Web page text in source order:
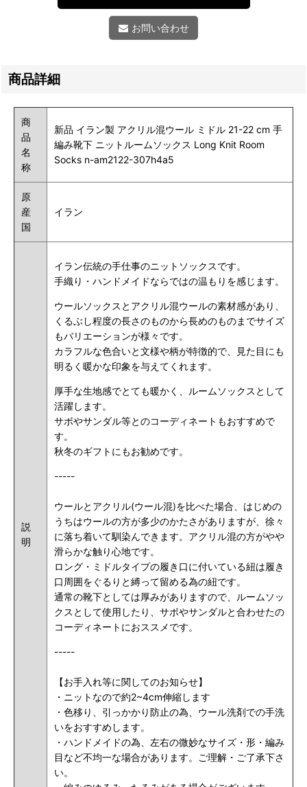
お問い合わせ
商品詳細
商
品
名
称
新品 イラン製 アクリル混ウール ミドル 21-22 cm 手
編み靴下 ニットルームソックス Long Knit Room
Socks n-am2122-307h4a5
原
産
国
イラン
説
明
イラン伝統の手仕事のニットソックスです。
手織り・ハンドメイドならではの温もりを感じます。
ウールソックスとアクリル混ウールの素材感があり、
くるぶし程度の長さのものから長めのものまでサイズ
もバリエーションが様々です。
カラフルな色合いと文様や柄が特徴的で、見た目にも
明るく暖かな印象を与えてくれます。
厚手な生地感でとても暖かく、ルームソックスとして
活躍します。
サボやサンダル等とのコーディネートもおすすめで
す。
秋冬のギフトにもお勧めです。
-----
ウールとアクリル(ウール混)を比べた場合、はじめの
うちはウールの方が多少のかたさがありますが、徐々
に落ち着いて馴染んできます。アクリル混の方がやや
滑らかな触り心地です。
ロング・ミドルタイプの履き口に付いている紐は履き
口周囲をぐるりと縛って留める為の紐です。
通常の靴下としては厚みがありますので、ルームソッ
クスとして使用したり、サボやサンダルと合わせたの
コーディネートにおススメです。
-----
【お手入れ等に関してのお知らせ】
・ニットなので約2~4cm伸縮します
・色移り、引っかかり防止の為、ウール洗剤での手洗
いをおすすめします。
・ハンドメイドの為、左右の微妙なサイズ・形・編み
目など不均一な場合があります。ご理解・ご了承下さ
い。